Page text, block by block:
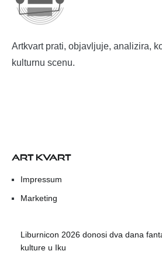
Artkvart prati, objavljuje, analizira,
kulturnu scenu.
ART KVART
Impressum
Marketing
Liburnicon 2026 donosi dva dana
kulture u Iku